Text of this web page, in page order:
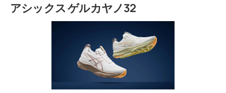
アシックス ゲルカヤノ32